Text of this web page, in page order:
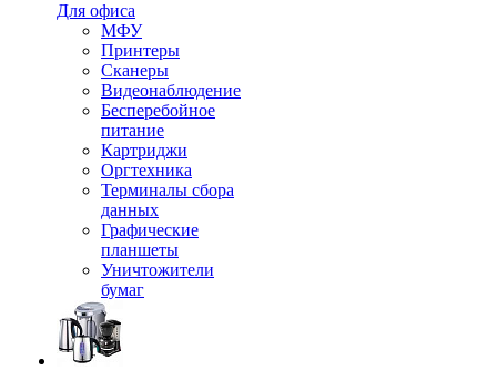
Для офиса
МФУ
Принтеры
Сканеры
Видеонаблюдение
Бесперебойное
питание
Картриджи
Оргтехника
Терминалы сбора
данных
Графические
планшеты
Уничтожители
бумаг